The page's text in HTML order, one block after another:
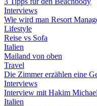
Interviews
Wie wird man Resort
Lifestyle
Reise vs Sofa
Italien
Mailand von oben
Travel
Die Zimmer erzählen eine
Interviews
Interview mit Hakim
Italien